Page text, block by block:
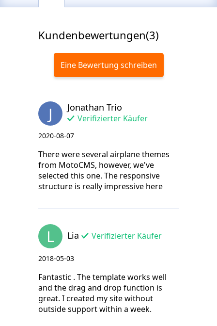
Kundenbewertungen(3)
Eine Bewertung schreiben
J Jonathan Trio
Verifizierter Käufer
2020-08-07
There were several airplane themes
from MotoCMS, however, we've
selected this one. The responsive
structure is really impressive here
L Lia Verifizierter Käufer
2018-05-03
Fantastic . The template works well
and the drag and drop function is
great. I created my site without
outside support within a week.